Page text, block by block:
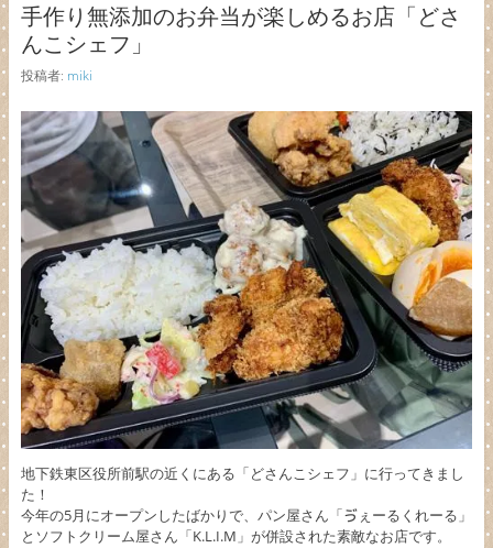
手作り無添加のお弁当が楽しめるお店「どさ
んこシェフ」
投稿者: miki
地下鉄東区役所前駅の近くにある「どさんこシェフ」に行ってきまし
た！
今年の5月にオープンしたばかりで、パン屋さん「ゔぇーるくれーる」
とソフトクリーム屋さん「K.L.I.M」が併設された素敵なお店です。